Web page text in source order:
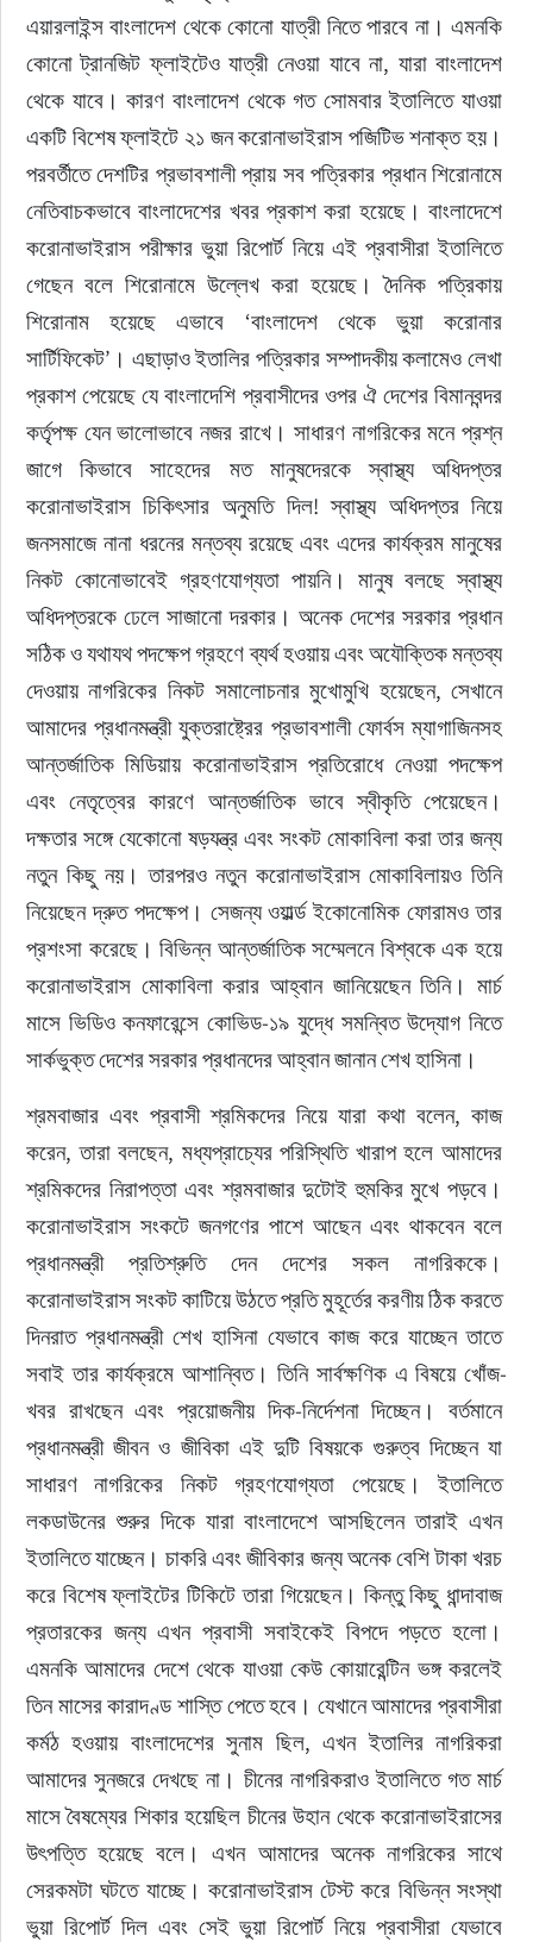
এয়ারলাইন্স বাংলাদেশ থেকে কোনো যাত্রী নিতে পারবে না। এমনকি
কোনো ট্রানজিট ফ্লাইটেও যাত্রী নেওয়া যাবে না, যারা বাংলাদেশ
থেকে যাবে। কারণ বাংলাদেশ থেকে গত সোমবার ইতালিতে যাওয়া
একটি বিশেষ ফ্লাইটে ২১ জন করোনাভাইরাস পজিটিভ শনাক্ত হয়।
পরবর্তীতে দেশটির প্রভাবশালী প্রায় সব পত্রিকার প্রধান শিরোনামে
নেতিবাচকভাবে বাংলাদেশের খবর প্রকাশ করা হয়েছে। বাংলাদেশে
করোনাভাইরাস পরীক্ষার ভুয়া রিপোর্ট নিয়ে এই প্রবাসীরা ইতালিতে
গেছেন বলে শিরোনামে উল্লেখ করা হয়েছে। দৈনিক পত্রিকায়
শিরোনাম হয়েছে এভাবে ‘বাংলাদেশ থেকে ভুয়া করোনার
সার্টিফিকেট’। এছাড়াও ইতালির পত্রিকার সম্পাদকীয় কলামেও লেখা
প্রকাশ পেয়েছে যে বাংলাদেশি প্রবাসীদের ওপর ঐ দেশের বিমানবন্দর
কর্তৃপক্ষ যেন ভালোভাবে নজর রাখে। সাধারণ নাগরিকের মনে প্রশ্ন
জাগে কিভাবে সাহেদের মত মানুষদেরকে স্বাস্থ্য অধিদপ্তর
করোনাভাইরাস চিকিৎসার অনুমতি দিল! স্বাস্থ্য অধিদপ্তর নিয়ে
জনসমাজে নানা ধরনের মন্তব্য রয়েছে এবং এদের কার্যক্রম মানুষের
নিকট কোনোভাবেই গ্রহণযোগ্যতা পায়নি। মানুষ বলছে স্বাস্থ্য
অধিদপ্তরকে ঢেলে সাজানো দরকার। অনেক দেশের সরকার প্রধান
সঠিক ও যথাযথ পদক্ষেপ গ্রহণে ব্যর্থ হওয়ায় এবং অযৌক্তিক মন্তব্য
দেওয়ায় নাগরিকের নিকট সমালোচনার মুখোমুখি হয়েছেন, সেখানে
আমাদের প্রধানমন্ত্রী যুক্তরাষ্ট্রের প্রভাবশালী ফোর্বস ম্যাগাজিনসহ
আন্তর্জাতিক মিডিয়ায় করোনাভাইরাস প্রতিরোধে নেওয়া পদক্ষেপ
এবং নেতৃত্বের কারণে আন্তর্জাতিক ভাবে স্বীকৃতি পেয়েছেন।
দক্ষতার সঙ্গে যেকোনো ষড়যন্ত্র এবং সংকট মোকাবিলা করা তার জন্য
নতুন কিছু নয়। তারপরও নতুন করোনাভাইরাস মোকাবিলায়ও তিনি
নিয়েছেন দ্রুত পদক্ষেপ। সেজন্য ওয়ার্ল্ড ইকোনোমিক ফোরামও তার
প্রশংসা করেছে। বিভিন্ন আন্তর্জাতিক সম্মেলনে বিশ্বকে এক হয়ে
করোনাভাইরাস মোকাবিলা করার আহ্বান জানিয়েছেন তিনি। মার্চ
মাসে ভিডিও কনফারেন্সে কোভিড-১৯ যুদ্ধে সমন্বিত উদ্যোগ নিতে
সার্কভুক্ত দেশের সরকার প্রধানদের আহ্বান জানান শেখ হাসিনা।
শ্রমবাজার এবং প্রবাসী শ্রমিকদের নিয়ে যারা কথা বলেন, কাজ
করেন, তারা বলছেন, মধ্যপ্রাচ্যের পরিস্থিতি খারাপ হলে আমাদের
শ্রমিকদের নিরাপত্তা এবং শ্রমবাজার দুটোই হুমকির মুখে পড়বে।
করোনাভাইরাস সংকটে জনগণের পাশে আছেন এবং থাকবেন বলে
প্রধানমন্ত্রী প্রতিশ্রুতি দেন দেশের সকল নাগরিককে।
করোনাভাইরাস সংকট কাটিয়ে উঠতে প্রতি মুহূর্তের করণীয় ঠিক করতে
দিনরাত প্রধানমন্ত্রী শেখ হাসিনা যেভাবে কাজ করে যাচ্ছেন তাতে
সবাই তার কার্যক্রমে আশান্বিত। তিনি সার্বক্ষণিক এ বিষয়ে খোঁজ-
খবর রাখছেন এবং প্রয়োজনীয় দিক-নির্দেশনা দিচ্ছেন। বর্তমানে
প্রধানমন্ত্রী জীবন ও জীবিকা এই দুটি বিষয়কে গুরুত্ব দিচ্ছেন যা
সাধারণ নাগরিকের নিকট গ্রহণযোগ্যতা পেয়েছে। ইতালিতে
লকডাউনের শুরুর দিকে যারা বাংলাদেশে আসছিলেন তারাই এখন
ইতালিতে যাচ্ছেন। চাকরি এবং জীবিকার জন্য অনেক বেশি টাকা খরচ
করে বিশেষ ফ্লাইটের টিকিটে তারা গিয়েছেন। কিন্তু কিছু ধান্দাবাজ
প্রতারকের জন্য এখন প্রবাসী সবাইকেই বিপদে পড়তে হলো।
এমনকি আমাদের দেশে থেকে যাওয়া কেউ কোয়ারেন্টিন ভঙ্গ করলেই
তিন মাসের কারাদণ্ড শাস্তি পেতে হবে। যেখানে আমাদের প্রবাসীরা
কর্মঠ হওয়ায় বাংলাদেশের সুনাম ছিল, এখন ইতালির নাগরিকরা
আমাদের সুনজরে দেখছে না। চীনের নাগরিকরাও ইতালিতে গত মার্চ
মাসে বৈষম্যের শিকার হয়েছিল চীনের উহান থেকে করোনাভাইরাসের
উৎপত্তি হয়েছে বলে। এখন আমাদের অনেক নাগরিকের সাথে
সেরকমটা ঘটতে যাচ্ছে। করোনাভাইরাস টেস্ট করে বিভিন্ন সংস্থা
ভুয়া রিপোর্ট দিল এবং সেই ভুয়া রিপোর্ট নিয়ে প্রবাসীরা যেভাবে